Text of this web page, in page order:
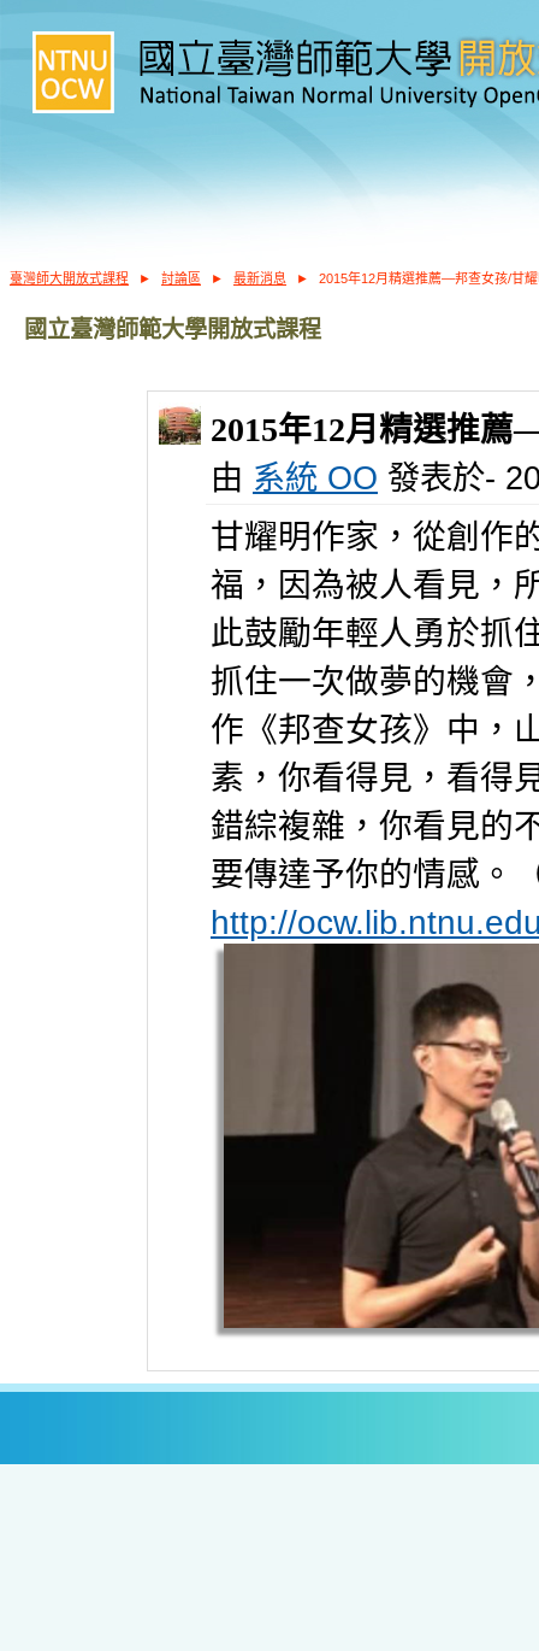
臺灣師大開放式課程 ► 討論區 ► 最新消息 ► 2015年12月精選推薦—邦查女孩/甘
國立臺灣師範大學開放式課程
2015年12月精選推
由 系統 OO 發表於-
甘耀明作家，從創作
福，因為被人看見，
此鼓勵年輕人勇於抓
抓住一次做夢的機會
作《邦查女孩》中，
素，你看得見，看得
錯綜複雜，你看見的
要傳達予你的情感。
http://